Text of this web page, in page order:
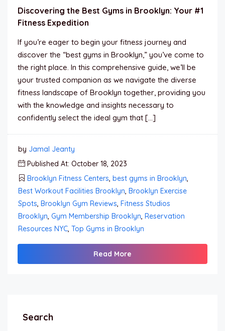
Discovering the Best Gyms in Brooklyn: Your #1
Fitness Expedition
If you’re eager to begin your fitness journey and
discover the “best gyms in Brooklyn,” you’ve come to
the right place. In this comprehensive guide, we’ll be
your trusted companion as we navigate the diverse
fitness landscape of Brooklyn together, providing you
with the knowledge and insights necessary to
confidently select the ideal gym that […]
by Jamal Jeanty
Published At: October 18, 2023
Brooklyn Fitness Centers, best gyms in Brooklyn,
Best Workout Facilities Brooklyn, Brooklyn Exercise
Spots, Brooklyn Gym Reviews, Fitness Studios
Brooklyn, Gym Membership Brooklyn, Reservation
Resources NYC, Top Gyms in Brooklyn
Read More
Search